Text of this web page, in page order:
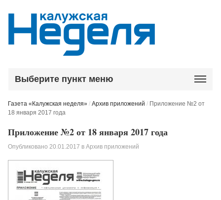
Выберите пункт меню
Газета «Калужская неделя» /Архив приложений / Приложение №2 от
18 января 2017 года
Приложение №2 от 18 января 2017 года
Опубликовано 20.01.2017 в Архив приложений